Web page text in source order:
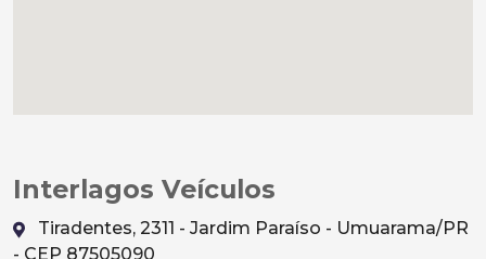
Interlagos Veículos
Tiradentes, 2311 - Jardim Paraíso - Umuarama/PR
- CEP 87505090